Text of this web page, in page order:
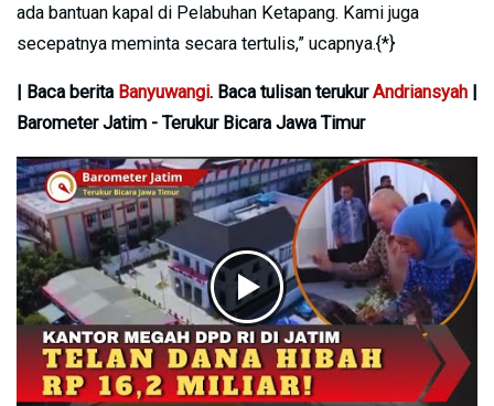
ada bantuan kapal di Pelabuhan Ketapang. Kami juga
secepatnya meminta secara tertulis,” ucapnya.{*}
| Baca berita Banyuwangi. Baca tulisan terukurAndriansyah |
Barometer Jatim - Terukur Bicara Jawa Timur